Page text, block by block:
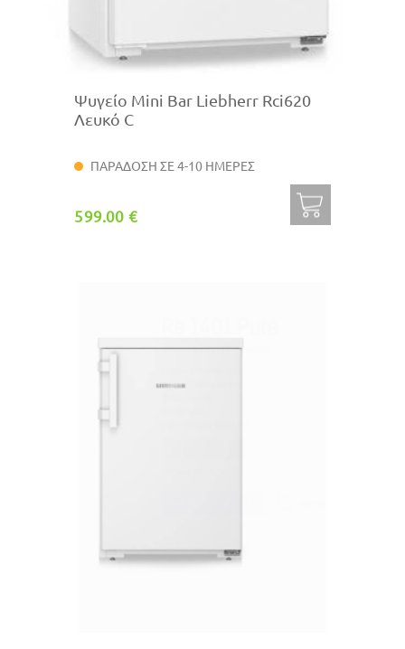
Ψυγείο Mini Bar Liebherr Rci620
Λευκό C
ΠΑΡΑΔΟΣΗ ΣΕ 4-10 ΗΜΕΡΕΣ
599.00 €